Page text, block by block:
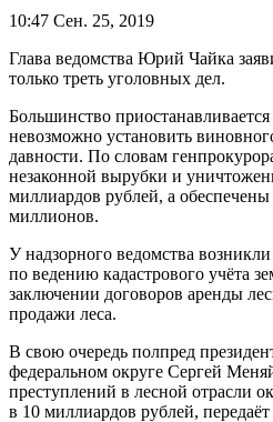
10:47 Сен. 25, 2019
Глава ведомства Юрий Чайка
только треть уголовных дел.
Большинство приостанавливается
невозможно установить
давности. По словам
незаконной вырубки и
миллиардов рублей, а
миллионов.
У надзорного ведомства
по ведению кадастрового учёта
заключении договоров аренды
продажи леса.
В свою очередь полпред
федеральном округе Сергей
преступлений в лесной отрасли
в 10 миллиардов рублей,